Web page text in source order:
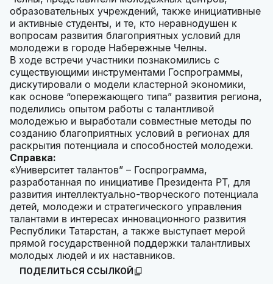
образовательных учреждений, также инициативные
и активные студенты, и те, кто неравнодушен к
вопросам развития благоприятных условий для
молодежи в городе Набережные Челны.
В ходе встречи участники познакомились с
существующими инструментами Госпрограммы,
дискутировали о модели кластерной экономики,
как основе “опережающего типа” развития региона,
поделились опытом работы с талантливой
молодежью и выработали совместные методы по
созданию благоприятных условий в регионах для
раскрытия потенциала и способностей молодежи.
Справка:
«Университет талантов” – Госпрограмма,
разработанная по инициативе Президента РТ, для
развития интеллектуально-творческого потенциала
детей, молодежи и стратегического управления
талантами в интересах инновационного развития
Республики Татарстан, а также выступает мерой
прямой государственной поддержки талантливых
молодых людей и их наставников.
ПОДЕЛИТЬСЯ ССЫЛКОЙ